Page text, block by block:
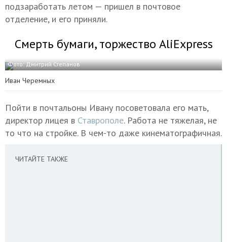
подзаработать летом — пришел в почтовое
отделение, и его приняли.
Смерть бумаги, торжество AliExpress
Фото: Дмитрий Степанов
Иван Черемных
Пойти в почтальоны Ивану посоветовала его мать,
директор лицея в Ставрополе. Работа не тяжелая, не
то что на стройке. В чем-то даже кинематографичная.
ЧИТАЙТЕ ТАКЖЕ